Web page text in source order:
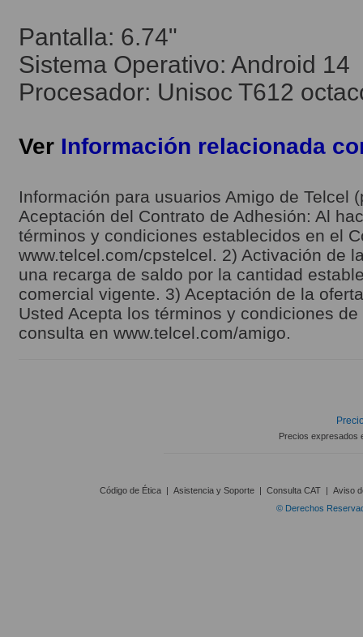
Pantalla: 6.74"
Sistema Operativo: Android 14
Procesador: Unisoc T612
Ver Información relacionada
Información para usuarios Amigo de Telcel
Aceptación del Contrato de Adhesión: Al
términos y condiciones establecidos en el
www.telcel.com/cpstelcel. 2) Activación de
una recarga de saldo por la cantidad
comercial vigente. 3) Aceptación de la
Usted Acepta los términos y condiciones
consulta en www.telcel.com/amigo.
Precios expresados
Código de Ética | Asistencia y Soporte | Consulta CAT | Aviso
© Derechos